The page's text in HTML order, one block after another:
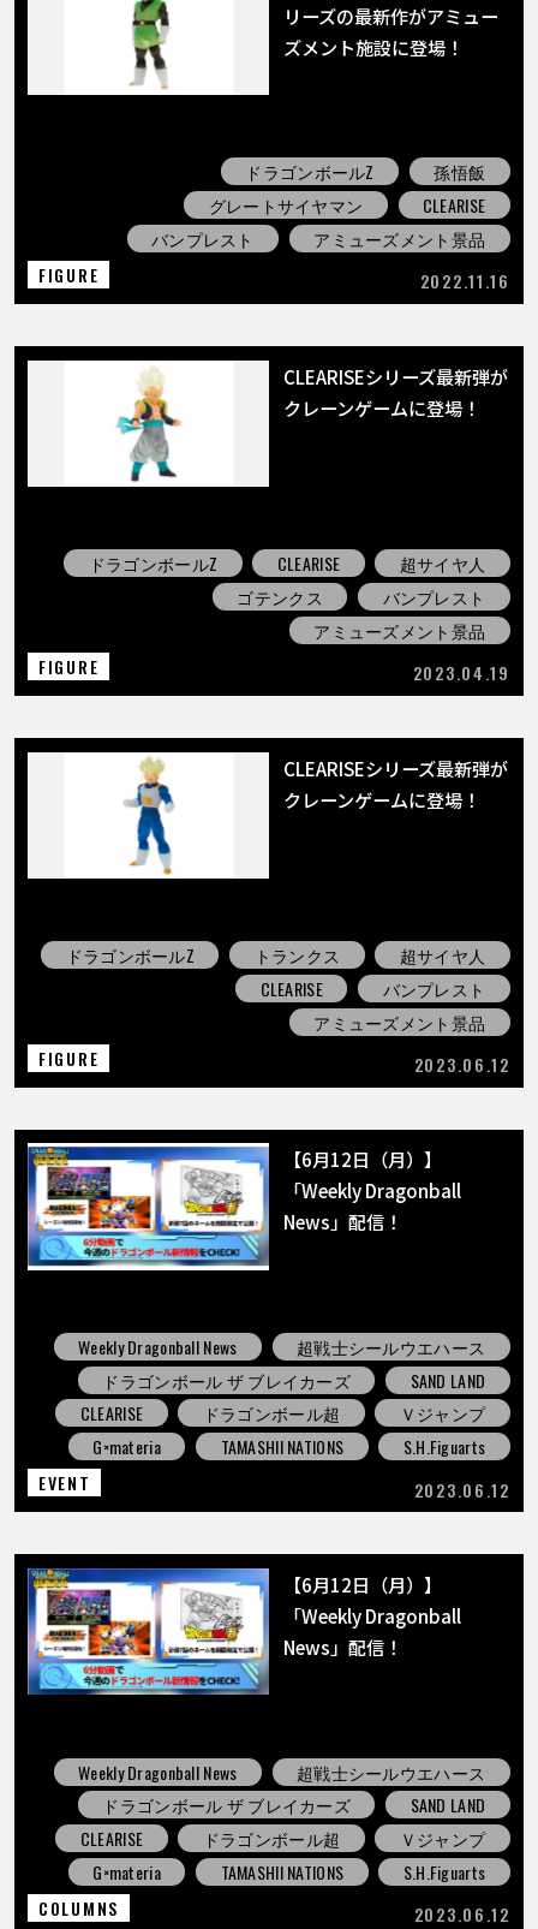
リーズの最新作がアミュー
ズメント施設に登場！
ドラゴンボールZ
孫悟飯
グレートサイヤマン
CLEARISE
バンプレスト
アミューズメント景品
FIGURE
2022.11.16
CLEARISEシリーズ最新弾が
クレーンゲームに登場！
ドラゴンボールZ CLEARISE
超サイヤ人
ゴテンクス
バンプレスト
アミューズメント景品
FIGURE
2023.04.19
CLEARISEシリーズ最新弾が
クレーンゲームに登場！
ドラゴンボールZ トランクス
超サイヤ人
CLEARISE
バンプレスト
アミューズメント景品
FIGURE
2023.06.12
【6月12日（月）】
「Weekly Dragonball
News」配信！
Weekly Dragonball News
超戦士シールウエハース
ドラゴンボール ザ ブレイカーズ
SAND LAND
CLEARISE
ドラゴンボール超
Ｖジャンプ
G×materia
TAMASHII NATIONS
S.H.Figuarts
EVENT
2023.06.12
【6月12日（月）】
「Weekly Dragonball
News」配信！
Weekly Dragonball News
超戦士シールウエハース
ドラゴンボール ザ ブレイカーズ
SAND LAND
CLEARISE
ドラゴンボール超
Ｖジャンプ
G×materia
TAMASHII NATIONS
S.H.Figuarts
COLUMNS
2023.06.12